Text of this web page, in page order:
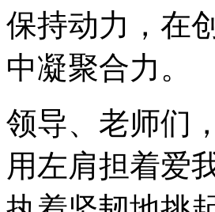
保持动力，在
中凝聚合力。
领导、老师们
用左肩担着爱